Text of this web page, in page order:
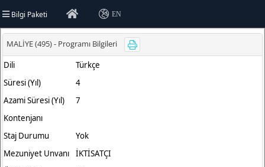
Bilgi Paketi EN